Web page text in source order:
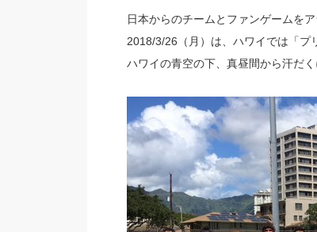
日本からのチームとファンゲームをア
2018/3/26（月）は、ハワイでは「プ
ハワイの青空の下、真昼間から汗だ